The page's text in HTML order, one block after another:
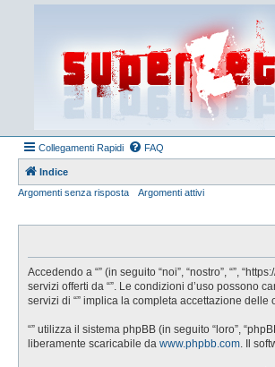
Collegamenti Rapidi FAQ
Indice
Argomenti senza risposta
Argomenti attivi
Accedendo a “” (in seguito “noi”, “nostro”, “”,
servizi offerti da “”. Le condizioni d’uso possono
servizi di “” implica la completa accettazione delle
“” utilizza il sistema phpBB (in seguito “loro”,
liberamente scaricabile da www.phpbb.com . Il